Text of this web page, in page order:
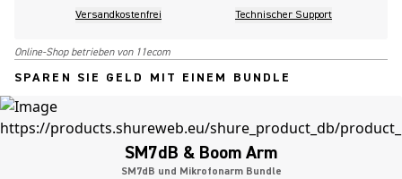
Versandkostenfrei Technischer Support
Online-Shop betrieben von 11ecom
SPAREN SIE GELD MIT EINEM BUNDLE
SM7dB & Boom Arm
SM7dB und Mikrofonarm Bundle